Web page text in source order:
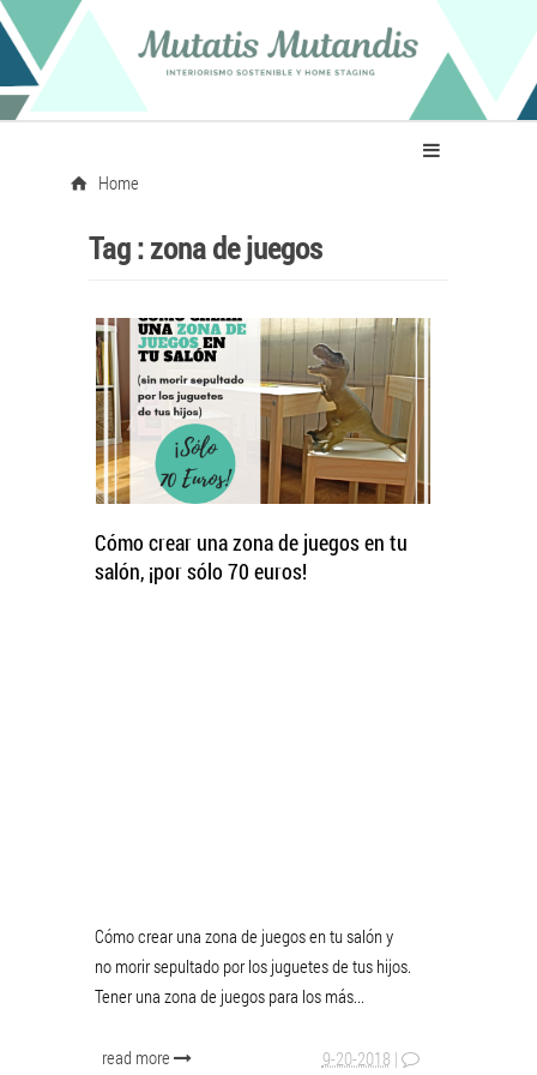
Home
Tag :zona de juegos
Cómo crear una zona de juegos en tu
salón, ¡por sólo 70 euros!
Cómo crear una zona de juegos en tu salón y
no morir sepultado por los juguetes de tus hijos.
Tener una zona de juegos para los más...
read more 9-20-2018 |